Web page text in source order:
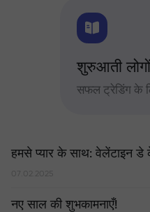
शुरुआती
सफल ट्रेडिंग के
हमसे प्यार के साथ: वेलेंटाइन
नए साल की शुभकामनाएँ!